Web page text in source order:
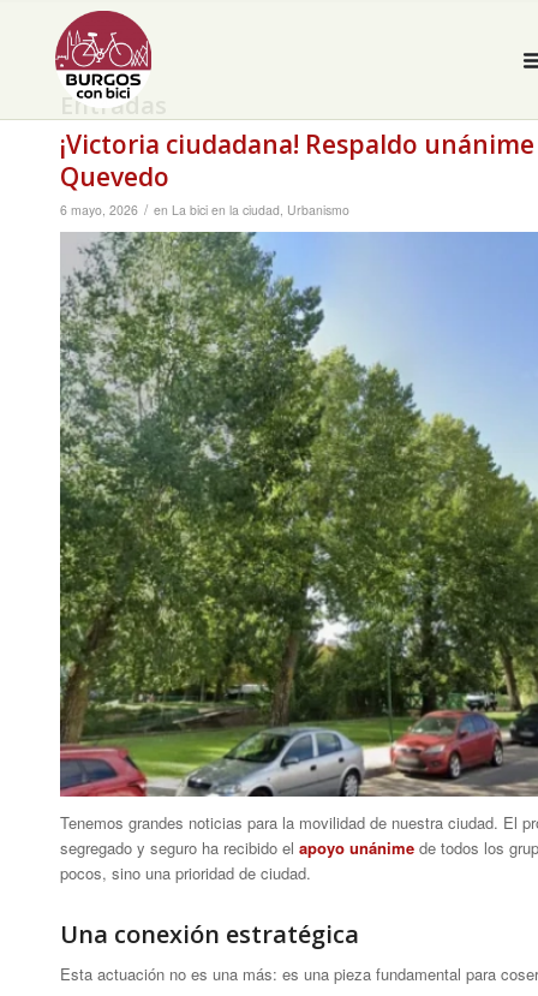
Entradas
¡Victoria ciudadana! Respaldo
Quevedo
6 mayo, 2026 / en La bici en la ciudad, Urbanismo
Tenemos grandes noticias para la movilidad de nuestra ciudad. El
segregado y seguro ha recibido el apoyo unánime de todos los
pocos, sino una prioridad de ciudad.
Una conexión estratégica
Esta actuación no es una más: es una pieza fundamental para